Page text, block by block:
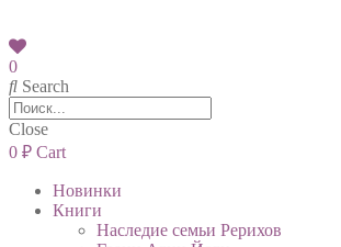
0
Search
Close
0 ₽ Cart
Новинки
Книги
Наследие семьи Рерихов